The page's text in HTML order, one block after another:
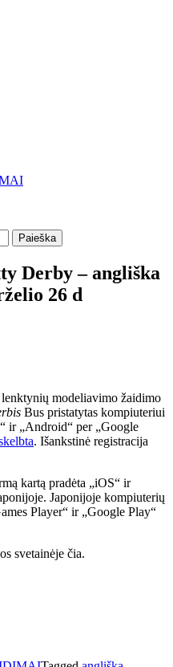
Derby – angliška
26 d
modeliavimo žaidimo
Bus pristatytas kompiuteriui
ir „Android“ per „Google
. Išankstinė registracija
kartą pradėta „iOS“ ir
Japonijoje kompiuterių
Player“ ir „Google Play“
svetainėje čia.